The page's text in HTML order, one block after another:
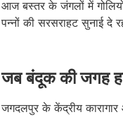
आज बस्तर के जंगलों में
पन्नों की सरसराहट सुनाई दे
जब बंदूक की जगह
जगदलपुर के केंद्रीय